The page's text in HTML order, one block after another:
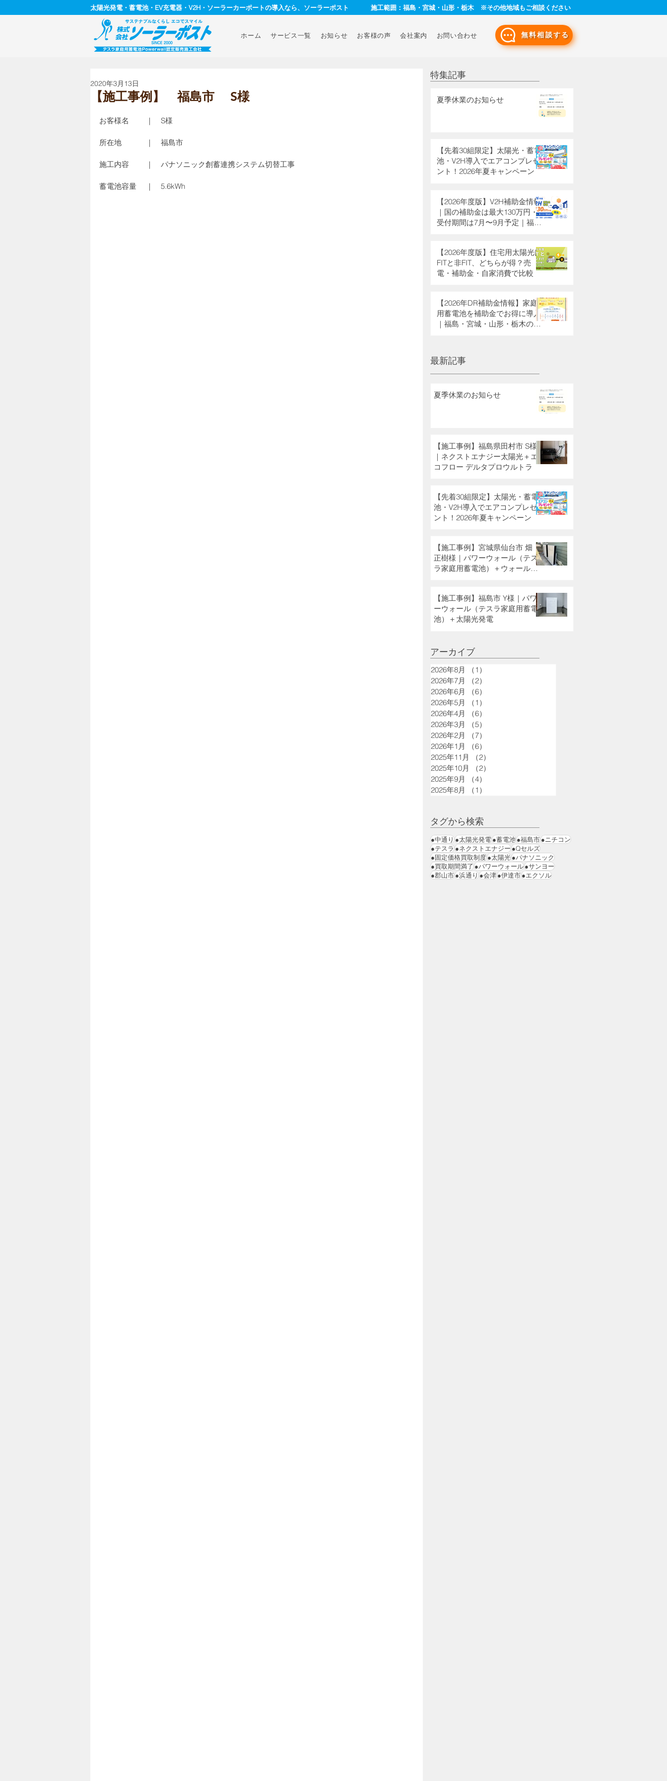
太陽光発電・蓄電池・EV充電器・V2H・ソーラーカーポートの導入なら、ソーラーポスト 施工範囲：福島・宮城・山形・栃木 ※その他地域もご相談ください
ホーム サービス一覧 お知らせ お客様の声 会社案内 お問い合わせ 無料相談する
【施工事例】 福島市 S様
2020年3月13日
お客様名　　 ｜　S様
所在地　　　 ｜　福島市
施工内容　　 ｜　パナソニック創蓄連携システム切替工事
蓄電池容量　 ｜　5.6kWh
特集記事
夏季休業のお知らせ
【先着30組限定】太陽光・蓄電
池・V2H導入でエアコンプレゼ
ント！2026年夏キャンペーン
【2026年度版】V2H補助金情報
｜国の補助金は最大130万円・
受付期間は7月〜9月予定｜福島
【2026年度版】住宅用太陽光は
FITと非FIT、どちらが得？売
電・補助金・自家消費で比較
【2026年DR補助金情報】家庭
用蓄電池を補助金でお得に導入
｜福島・宮城・山形・栃木の方
最新記事
夏季休業のお知らせ
【施工事例】福島県田村市 S様
｜ネクストエナジー太陽光＋エ
コフロー デルタプロウルトラ
【先着30組限定】太陽光・蓄電
池・V2H導入でエアコンプレゼ
ント！2026年夏キャンペーン
【施工事例】宮城県仙台市 畑
正樹様｜パワーウォール（テス
ラ家庭用蓄電池）＋ウォールコ
【施工事例】福島市 Y様｜パワ
ーウォール（テスラ家庭用蓄電
池）＋太陽光発電
アーカイブ
2026年8月 （1）
2026年7月
（2）
2026年6月
（6）
2026年5月
（1）
2026年4月
（6）
2026年3月
（5）
2026年2月
（7）
2026年1月
（6）
2025年11月
（2）
2025年10月
（2）
2025年9月
（4）
2025年8月
（1）
タグから検索
●中通り●太陽光発電●蓄電池●福島市●ニチコン
●テスラ●ネクストエナジー●Qセルズ
●固定価格買取制度●太陽光●パナソニック
●買取期間満了●パワーウォール●サンヨー
●郡山市●浜通り●会津●伊達市●エクソル